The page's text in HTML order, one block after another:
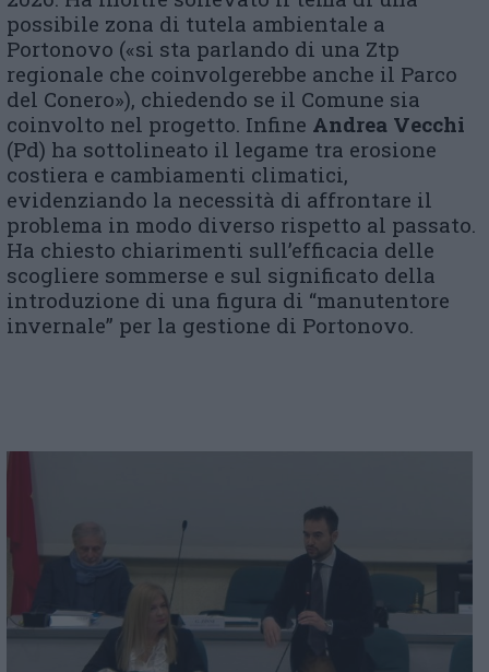
possibile zona di tutela ambientale a
Portonovo («si sta parlando di una Ztp
regionale che coinvolgerebbe anche il Parco
del Conero»), chiedendo se il Comune sia
coinvolto nel progetto. Infine Andrea Vecchi
(Pd) ha sottolineato il legame tra erosione
costiera e cambiamenti climatici,
evidenziando la necessità di affrontare il
problema in modo diverso rispetto al passato.
Ha chiesto chiarimenti sull’efficacia delle
scogliere sommerse e sul significato della
introduzione di una figura di “manutentore
invernale” per la gestione di Portonovo.